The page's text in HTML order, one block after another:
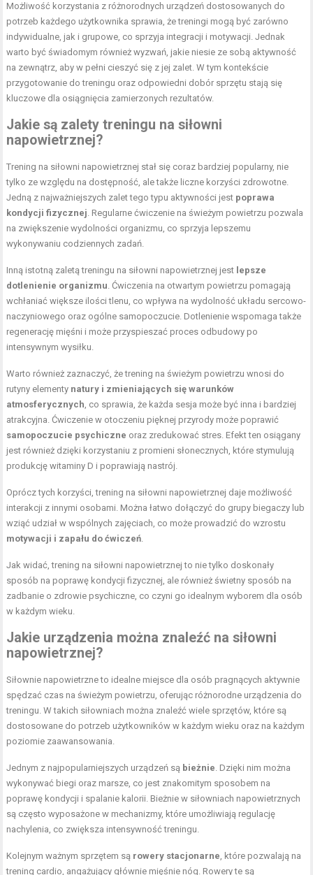
Możliwość korzystania z różnorodnych urządzeń dostosowanych do
potrzeb każdego użytkownika sprawia, że treningi mogą być zarówno
indywidualne, jak i grupowe, co sprzyja integracji i motywacji. Jednak
warto być świadomym również wyzwań, jakie niesie ze sobą aktywność
na zewnątrz, aby w pełni cieszyć się z jej zalet. W tym kontekście
przygotowanie do treningu oraz odpowiedni dobór sprzętu stają się
kluczowe dla osiągnięcia zamierzonych rezultatów.
Jakie są zalety treningu na siłowni
napowietrznej?
Trening na siłowni napowietrznej stał się coraz bardziej popularny, nie
tylko ze względu na dostępność, ale także liczne korzyści zdrowotne.
Jedną z najważniejszych zalet tego typu aktywności jest poprawa
kondycji fizycznej. Regularne ćwiczenie na świeżym powietrzu pozwala
na zwiększenie wydolności organizmu, co sprzyja lepszemu
wykonywaniu codziennych zadań.
Inną istotną zaletą treningu na siłowni napowietrznej jest lepsze
dotlenienie organizmu. Ćwiczenia na otwartym powietrzu pomagają
wchłaniać większe ilości tlenu, co wpływa na wydolność układu sercowo-
naczyniowego oraz ogólne samopoczucie. Dotlenienie wspomaga także
regenerację mięśni i może przyspieszać proces odbudowy po
intensywnym wysiłku.
Warto również zaznaczyć, że trening na świeżym powietrzu wnosi do
rutyny elementy natury i zmieniających się warunków
atmosferycznych, co sprawia, że każda sesja może być inna i bardziej
atrakcyjna. Ćwiczenie w otoczeniu pięknej przyrody może poprawić
samopoczucie psychiczne oraz zredukować stres. Efekt ten osiągany
jest również dzięki korzystaniu z promieni słonecznych, które stymulują
produkcję witaminy D i poprawiają nastrój.
Oprócz tych korzyści, trening na siłowni napowietrznej daje możliwość
interakcji z innymi osobami. Można łatwo dołączyć do grupy biegaczy lub
wziąć udział w wspólnych zajęciach, co może prowadzić do wzrostu
motywacji i zapału do ćwiczeń.
Jak widać, trening na siłowni napowietrznej to nie tylko doskonały
sposób na poprawę kondycji fizycznej, ale również świetny sposób na
zadbanie o zdrowie psychiczne, co czyni go idealnym wyborem dla osób
w każdym wieku.
Jakie urządzenia można znaleźć na siłowni
napowietrznej?
Siłownie napowietrzne to idealne miejsce dla osób pragnących aktywnie
spędzać czas na świeżym powietrzu, oferując różnorodne urządzenia do
treningu. W takich siłowniach można znaleźć wiele sprzętów, które są
dostosowane do potrzeb użytkowników w każdym wieku oraz na każdym
poziomie zaawansowania.
Jednym z najpopularniejszych urządzeń są bieżnie. Dzięki nim można
wykonywać biegi oraz marsze, co jest znakomitym sposobem na
poprawę kondycji i spalanie kalorii. Bieżnie w siłowniach napowietrznych
są często wyposażone w mechanizmy, które umożliwiają regulację
nachylenia, co zwiększa intensywność treningu.
Kolejnym ważnym sprzętem są rowery stacjonarne, które pozwalają na
trening cardio, angażujący głównie mięśnie nóg. Rowery te są